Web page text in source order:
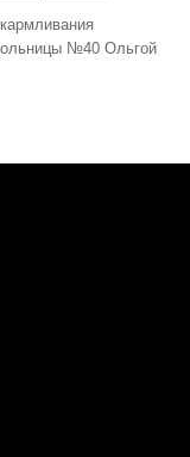
№40 Ольгой